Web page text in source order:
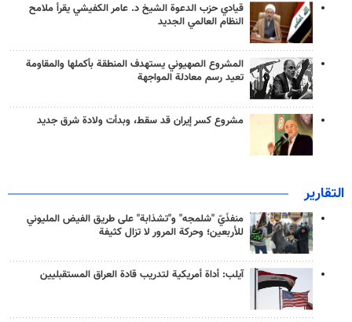
قيادي حزب الدعوة الشيخ د. عامر الكفيشي يقرأ ملامح
النظام العالمي الجديد
المشروع الصهيوني يستهدف المنطقة بأكملها والمقاومة
تعيد رسم معادلة المواجهة
مشروع كسر إيران قد سقط، وبدأت ولادة شرق جديد
التقارير
منفذَيّ "شلمجه" و"تشذابة" على طريق الفيض المليوني
للأربعين؛ وحركة المرور لا تزال كثيفة
آيلب: أداة أمريكية لتدريب قادة العراق المستقبليين